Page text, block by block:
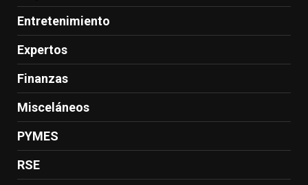
Entretenimiento
Expertos
Finanzas
Misceláneos
PYMES
RSE